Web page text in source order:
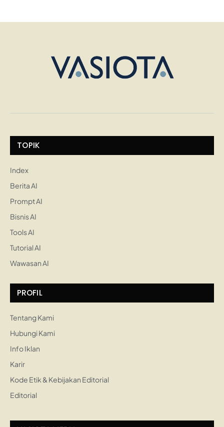
TOPIK
Index
Berita AI
Prompt AI
Bisnis AI
Tools AI
Tutorial AI
Wawasan AI
PROFIL
Tentang Kami
Hubungi Kami
Info Iklan
Karir
Kode Etik & Kebijakan Editorial
Editorial